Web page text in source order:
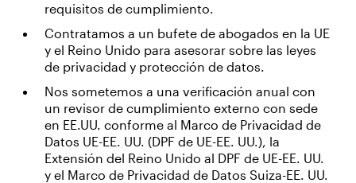
requisitos de cumplimiento.
Contratamos a un bufete de abogados en la UE
y el Reino Unido para asesorar sobre las leyes
de privacidad y protección de datos.
Nos sometemos a una verificación anual con
un revisor de cumplimiento externo con sede
en EE.UU. conforme al Marco de Privacidad de
Datos UE-EE. UU. (DPF de UE-EE. UU.), la
Extensión del Reino Unido al DPF de UE-EE. UU.
y el Marco de Privacidad de Datos Suiza-EE. UU.